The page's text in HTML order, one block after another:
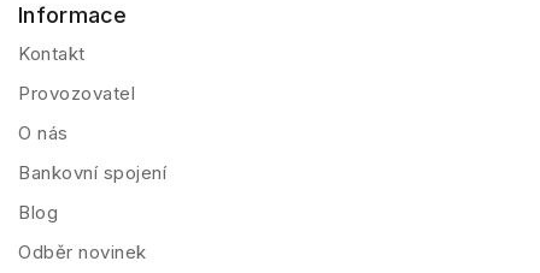
Informace
Kontakt
Provozovatel
O nás
Bankovní spojení
Blog
Odběr novinek